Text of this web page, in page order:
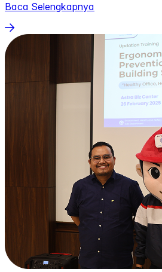
Baca Selengkapnya